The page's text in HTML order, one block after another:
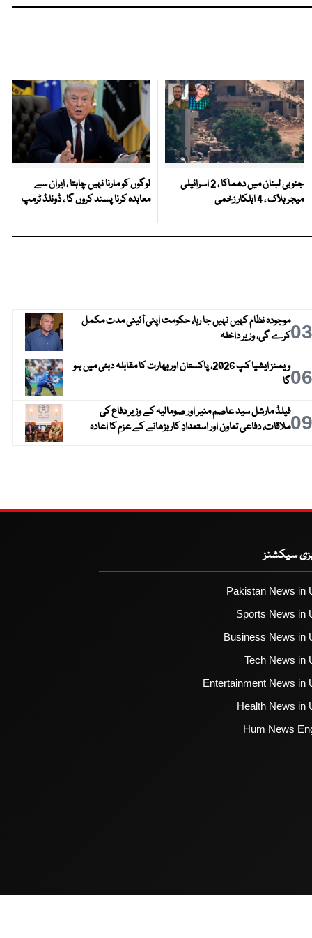
جنوبی لبنان میں دھماکا ، 2 اسرائیلی
میجر ہلاک ، 4 اہلکار زخمی
لوگوں کو مارنا نہیں چاہتا ، ایران سے
معاہدہ کرنا پسند کروں گا ، ڈونلڈ ٹرمپ
03موجودہ نظام کہیں نہیں جا رہا، حکومت اپنی آئینی مدت مکمل
کرے گی، وزیر داخلہ
06
ویمنز ایشیا کپ 2026، پاکستان اور بھارت کا مقابلہ دبئی میں ہو
گا
09فیلڈ مارشل سید عاصم منیر اور صومالیہ کے وزیر دفاع کی
ملاقات، دفاعی تعاون اور استعدادِ کار بڑھانے کے عزم کا اعادہ
سیکشنز
Pakistan News in
Sports News in
Business News in
Tech News in
Entertainment News in
Health News in
Hum News